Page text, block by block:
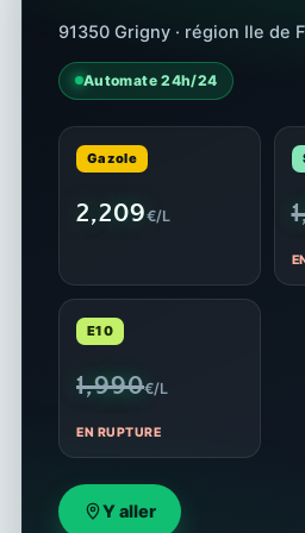
91350 Grigny · région Ile de
Automate 24h/24
Gazole
2,209€/L
E10
1,990€/L
EN RUPTURE
Y aller